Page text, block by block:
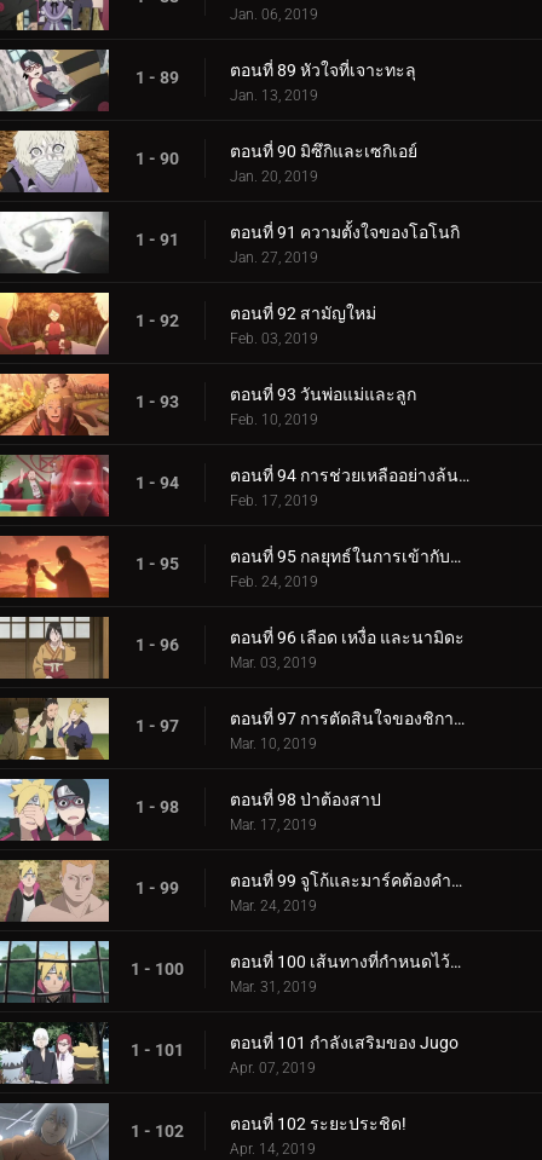
Jan. 06, 2019
1 - 89 ตอนที่ 89 หัวใจที่เจาะทะลุ
Jan. 13, 2019
1 - 90 ตอนที่ 90 มิซึกิและเซกิเอย์
Jan. 20, 2019
1 - 91 ตอนที่ 91 ความตั้งใจของโอโนกิ
Jan. 27, 2019
1 - 92 ตอนที่ 92 สามัญใหม่
Feb. 03, 2019
1 - 93 ตอนที่ 93 วันพ่อแม่และลูก
Feb. 10, 2019
1 - 94 ตอนที่ 94 การช่วยเหลืออย่างล้นหลาม! แข่งกิน!
Feb. 17, 2019
1 - 95 ตอนที่ 95 กลยุทธ์ในการเข้ากับลูกสาวของคุณ
Feb. 24, 2019
1 - 96 ตอนที่ 96 เลือด เหงื่อ และนามิดะ
Mar. 03, 2019
1 - 97 ตอนที่ 97 การตัดสินใจของชิกาได
Mar. 10, 2019
1 - 98 ตอนที่ 98 ป่าต้องสาป
Mar. 17, 2019
1 - 99 ตอนที่ 99 จูโก้และมาร์คต้องคำสาป
Mar. 24, 2019
1 - 100 ตอนที่ 100 เส้นทางที่กำหนดไว้ล่วงหน้า
Mar. 31, 2019
1 - 101 ตอนที่ 101 กำลังเสริมของ Jugo
Apr. 07, 2019
1 - 102 ตอนที่ 102 ระยะประชิด!
Apr. 14, 2019